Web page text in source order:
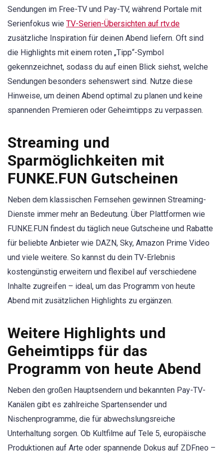
Sendungen im Free-TV und Pay-TV, während Portale mit
Serienfokus wie TV-Serien-Übersichten auf rtv.de
zusätzliche Inspiration für deinen Abend liefern. Oft sind
die Highlights mit einem roten „Tipp“-Symbol
gekennzeichnet, sodass du auf einen Blick siehst, welche
Sendungen besonders sehenswert sind. Nutze diese
Hinweise, um deinen Abend optimal zu planen und keine
spannenden Premieren oder Geheimtipps zu verpassen.
Streaming und
Sparmöglichkeiten mit
FUNKE.FUN Gutscheinen
Neben dem klassischen Fernsehen gewinnen Streaming-
Dienste immer mehr an Bedeutung. Über Plattformen wie
FUNKE.FUN findest du täglich neue Gutscheine und Rabatte
für beliebte Anbieter wie DAZN, Sky, Amazon Prime Video
und viele weitere. So kannst du dein TV-Erlebnis
kostengünstig erweitern und flexibel auf verschiedene
Inhalte zugreifen – ideal, um das Programm von heute
Abend mit zusätzlichen Highlights zu ergänzen.
Weitere Highlights und
Geheimtipps für das
Programm von heute Abend
Neben den großen Hauptsendern und bekannten Pay-TV-
Kanälen gibt es zahlreiche Spartensender und
Nischenprogramme, die für abwechslungsreiche
Unterhaltung sorgen. Ob Kultfilme auf Tele 5, europäische
Produktionen auf Arte oder spannende Dokus auf ZDFneo –